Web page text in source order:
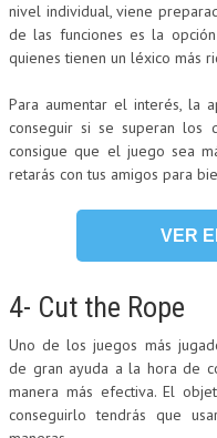
nivel individual, viene
de las funciones es la
quienes tienen un léxico más
Para aumentar el interés, la
conseguir si se superan los
consigue que el juego sea
retarás con tus amigos para
VER
4- Cut the Rope
Uno de los juegos más
de gran ayuda a la hora de
manera más efectiva. El
conseguirlo tendrás que